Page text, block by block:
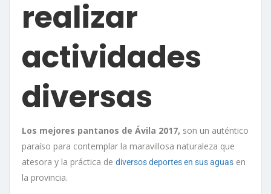
realizar
actividades
diversas
Los mejores pantanos de Ávila 2017, son un auténtico
paraíso para contemplar la maravillosa naturaleza que
atesora y la práctica de diversos deportes en sus aguas en
la provincia.